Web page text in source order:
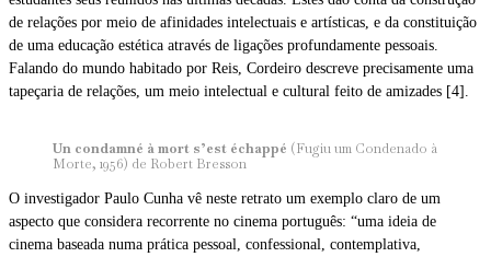
de relações por meio de afinidades intelectuais e artísticas, e da constituição
de uma educação estética através de ligações profundamente pessoais.
Falando do mundo habitado por Reis, Cordeiro descreve precisamente uma
tapeçaria de relações, um meio intelectual e cultural feito de amizades [4].
Un condamné à mort s’est échappé (Fugiu um Condenado à
Morte, 1956) de Robert Bresson
O investigador Paulo Cunha vê neste retrato um exemplo claro de um
aspecto que considera recorrente no cinema português: “uma ideia de
cinema baseada numa prática pessoal, confessional, contemplativa,